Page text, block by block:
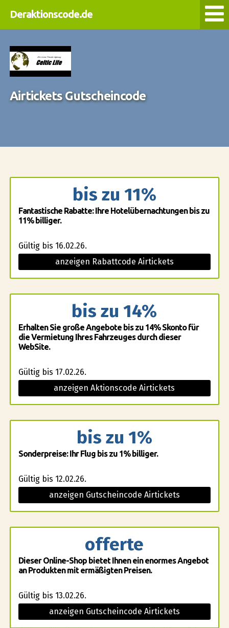
Deraktionscode.de
Airtickets Gutscheincode
bis zu 11%
Fantastische Rabatte: Ihre Hotelübernachtungen bis zu
11% billiger.
Gültig bis 16.02.26.
anzeigen Rabattcode Airtickets
bis zu 14%
Erhalten Sie große Angebote bis zu 14% Skonto für
die Vermietung Ihres Fahrzeuges durch dieser
WebSite.
Gültig bis 17.02.26.
anzeigen Aktionscode Airtickets
bis zu 1%
Sonderpreise: Ihr Flug bis zu 1% billiger.
Gültig bis 12.02.26.
anzeigen Gutscheincode Airtickets
offerte
Dieser Online-Shop bietet Ihnen ein enormes Angebot
an Produkten mit ermäßigten Preisen.
Gültig bis 13.02.26.
anzeigen Gutscheincode Airtickets